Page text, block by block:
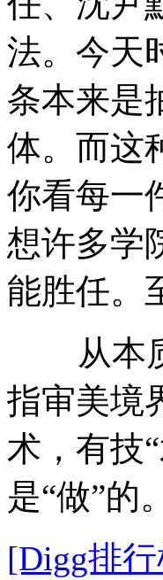
法。今天
条本来是
体。而这
你看每一
想许多学
能胜任。
从本质
指审美境
术，有技
是“做”的。
[Digg排